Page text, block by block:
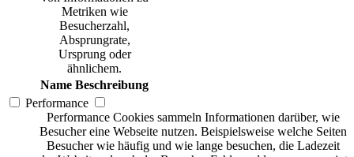
Metriken wie
Besucherzahl,
Absprungrate,
Ursprung oder
ähnlichem.
Name Beschreibung
Performance
Performance Cookies sammeln Informationen darüber, wie
Besucher eine Webseite nutzen. Beispielsweise welche Seiten
Besucher wie häufig und wie lange besuchen, die Ladezeit